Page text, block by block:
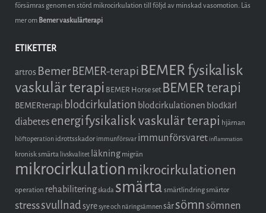
försämras genom en störd mikrocirkulation till följd av minskad vasomotion. Läs
mer omBemer vaskulärterapi
ETIKETTER
artros BemerBEMER-terapi BEMER fysikalisk
vaskulär terapi BEMER Horse set BEMER terapi
BEMERterapi blodcirkulation blodcirkulationen blodkärl
diabetesenergifysikalisk vaskulär terapi hjärnan
höftoperation idrottsskador immunförsvar immunförsvaret inflammation
kronisk smärta livskvalitet läkningmigrän
mikrocirkulation mikrocirkulationen
operation rehabiliteringskada smärtasmärtlindringsmärtor
stresssvullnadsyresyre och näringsämnensårsömnsömnen